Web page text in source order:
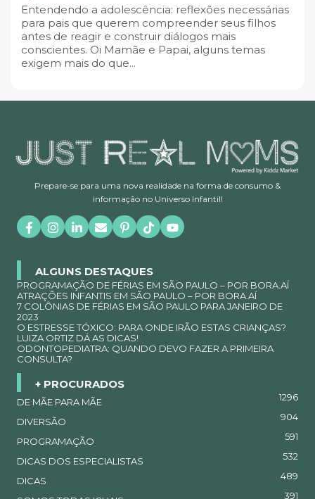
Entendendo a adolescência: reflexões necessárias
para pais que querem compreender seus filhos
antes de reagir e construir diálogos mais
conscientes. Oi Mamãe e Papai, alguns temas
exigem mais do que...
Prepare-se para uma nova realidade na forma de consumo &
informação no Universo Infantil!
ALGUNS DESTAQUES
PROGRAMAÇÃO DE FÉRIAS EM SÃO PAULO – POR BORA.AÍ
ATRAÇÕES INFANTIS EM SÃO PAULO – POR BORA.AÍ
7 COLÔNIAS DE FÉRIAS EM SÃO PAULO PARA JANEIRO DE
2023
O ESTRESSE TÓXICO: PARA ONDE IRÃO ESTAS CRIANÇAS?
LUIZA ORTIZ DÁ AS DICAS!
ODONTOPEDIATRA: QUANDO DEVO FAZER A PRIMEIRA
CONSULTA?
+ PROCURADOS
DE MÃE PARA MÃE 1296
DIVERSÃO 904
PROGRAMAÇÃO 591
DICAS DOS ESPECIALISTAS 532
DICAS 489
391